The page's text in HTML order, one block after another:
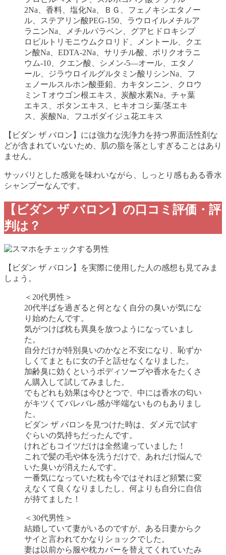
2Na、香料、塩化Na、ＢＧ、フェノキシエタノー
ル、ステアリン酸PEG-150、ラウロイルメチルア
ラニンNa、メチルパラベン、グアヒドロキシプ
ロピルトリモニウムクロリド、メントール、クエ
ン酸Na、EDTA-2Na、サリチル酸、ポリクオラニ
ウム-10、クエン酸、シメン-5―オール、エタノ
ール、ジラウロイルグルタミン酸リシンNa、フ
ェノールスルホン酸亜鉛、カキタンニン、クロウ
ミンＴオウゴン根エキス、炭酸水素Na、チャ葉
エキス、ボタンエキス、ヒキオコシ葉/茎エキ
ス、炭酸Na、フユボダイジュ花エキス
【ビダン ザ バロン】には強力な洗浄力を持つ界面活性剤な
どが含まれていないため、肌の脂を落としすぎることはあり
ません。
サッパリとした感覚を味わいながら、しっとり感もある香水
シャンプーなんです。
【ビダン ザ バロン】の口コミ評価・評
判は？
【ビダン ザ バロン】を実際に使用した人の感想も見てみま
しょう。
＜20代男性＞
20代半ばを過ぎると何となく自分の臭いが気にな
り始めたんです。
気がつけば枕も異臭を放つようになっていまし
た。
自分だけが特別臭いのかなと不安になり、恥ずか
しくてまともに女の子と話せなくなりました。
加齢臭に効くというボディソープや香水をたくさ
ん購入して試してみました。
でもどれも効果は今ひとつで、中には香水の匂い
がキツくてバレバレ感が半端ないものもありまし
た。
ビダン ザ バロンを見つけた時は、ダメ元で試す
ぐらいの気持ちだったんです。
けれどもコイツだけは全然違っていました！
これで髪の毛や体を洗うだけで、あれだけ悩んで
いた臭いが消えたんです。
一番気になっていた枕も今ではそれほど頻繁に変
えなくて良くなりましたし、何よりも自分に自信
が持てました！
＜30代男性＞
結婚していて妻がいるのですが、ある日妻からク
サイと言われてかなりショックでした。
妻は以前から服や枕カバーを替えてくれていたみ